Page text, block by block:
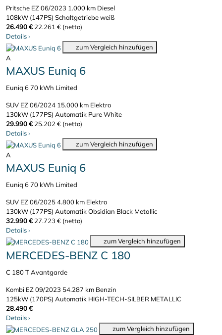
Pritsche EZ 06/2023 1.000 km Diesel
108kW (147PS) Schaltgetriebeweiß
26.490 € 22.261 € (netto)
Details›
zum Vergleich hinzufügen
A
MAXUS Euniq 6
Euniq 6 70 kWh Limited
SUV EZ 06/2024 15.000 km Elektro
130kW (177PS) Automatik Pure White
29.990 € 25.202 € (netto)
Details›
zum Vergleich hinzufügen
A
MAXUS Euniq 6
Euniq 6 70 kWh Limited
SUV EZ 06/20254.800 km Elektro
130kW (177PS) AutomatikObsidian Black Metallic
32.990 € 27.723 € (netto)
Details›
zum Vergleich hinzufügen
MERCEDES-BENZ C 180
C 180 T Avantgarde
Kombi EZ 09/2023 54.287 km Benzin
125kW (170PS) Automatik HIGH-TECH-SILBER METALLIC
28.490 €
Details›
zum Vergleich hinzufügen